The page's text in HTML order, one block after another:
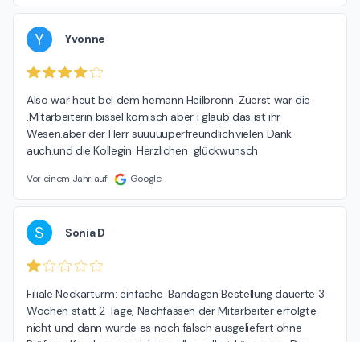
Y Yvonne
Also war heut bei dem hemann Heilbronn. Zuerst war die
.Mitarbeiterin bissel komisch aber i glaub das ist ihr
Wesen.aber der Herr suuuuuperfreundlich.vielen Dank
auch.und die Kollegin. Herzlichen  glückwunsch
Vor einem Jahr auf Google
S Sonia D
Filiale Neckarturm: einfache  Bandagen Bestellung dauerte 3
Wochen statt 2 Tage, Nachfassen der Mitarbeiter erfolgte
nicht und dann wurde es noch falsch ausgeliefert ohne